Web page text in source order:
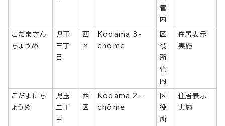
管
内
こだまさん
ちょうめ
児玉
三丁
目
西
区
Kodama 3-
chōme
区
役
所
管
内
住居表示
実施
こだまにち
ょうめ
児玉
二丁
目
西
区
Kodama 2-
chōme
区
役
所
住居表示
実施